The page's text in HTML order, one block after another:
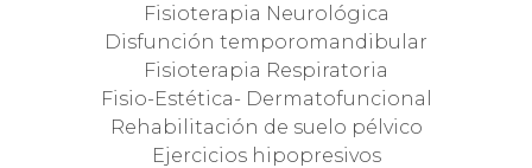
Fisioterapia Neurológica
Disfunción temporomandibular
Fisioterapia Respiratoria
Fisio-Estética- Dermatofuncional
Rehabilitación de suelo pélvico
Ejercicios hipopresivos